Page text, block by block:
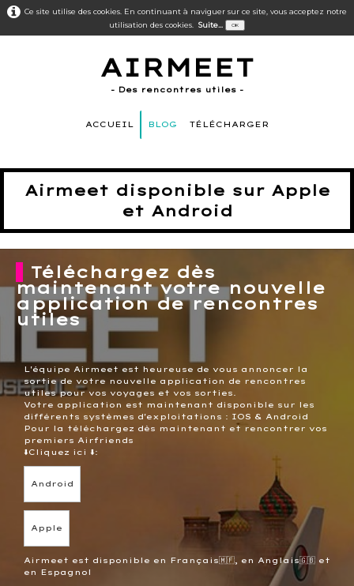
Ce site utilise des cookies. En continuant à naviguer sur ce site, vous acceptez notre
utilisation des cookies. Suite... OK
AIRMEET
- Des rencontres utiles -
ACCUEIL BLOG TÉLÉCHARGER
Airmeet disponible sur Apple
et Android
Téléchargez dès
maintenant votre nouvelle
application de rencontres
utiles
L'équipe Airmeet est heureuse de vous annoncer la
sortie de votre nouvelle application de rencontres
utiles pour vos voyages et vos sorties.
Votre application est maintenant disponible sur les
différents systèmes d'exploitations : IOS & Android
Pour la téléchargez dès maintenant et rencontrer vos
premiers Airfriends
⬇️Cliquez ici ⬇️:
Android
Apple
Airmeet est disponible en Français🇲🇫️, en Anglais🇬🇧️ et
en Espagnol